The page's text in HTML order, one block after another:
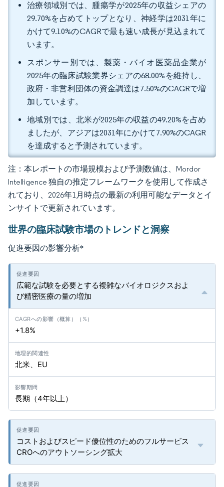
治療領域別では、腫瘍学が2025年の収益シェアの
29.70%を占めてトップとなり、神経学は2031年に
かけて9.10%のCAGRで最も速い成長が見込まれて
います。
スポンサー別では、製薬・バイオ医薬品企業が
2025年の臨床試験業界シェアの68.00%を維持し、
政府・非営利団体の資金調達は7.50%のCAGRで増
加しています。
地域別では、北米が2025年の収益の49.20%を占め
ましたが、アジアは2031年にかけて7.90%のCAGR
を達成すると予測されています。
注：本レポートの市場規模および予測数値は、Mordor
Intelligence 独自の推定フレームワークを使用して作成さ
れており、2026年1月時点の最新の利用可能なデータとイ
ンサイトで更新されています。
世界の臨床試験市場のトレンドと洞察
促進要因の影響分析*
広範な試験を必要とする複雑なバイオロジクスおよ
び精密医療の量の増加
+1.8%
北米、EU
長期（4年以上）
コストおよびスピード優位性のためのフルサービス
CROへのアウトソーシング拡大